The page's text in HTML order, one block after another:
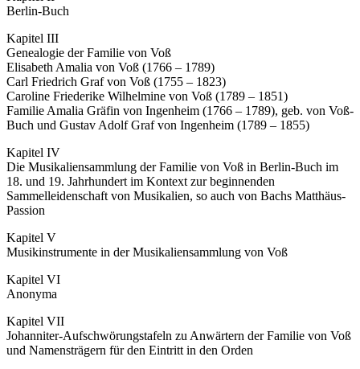
Berlin-Buch
Kapitel III
Genealogie der Familie von Voß
Elisabeth Amalia von Voß (1766 – 1789)
Carl Friedrich Graf von Voß (1755 – 1823)
Caroline Friederike Wilhelmine von Voß (1789 – 1851)
Familie Amalia Gräfin von Ingenheim (1766 – 1789), geb. von Voß-
Buch und Gustav Adolf Graf von Ingenheim (1789 – 1855)
Kapitel IV
Die Musikaliensammlung der Familie von Voß in Berlin-Buch im
18. und 19. Jahrhundert im Kontext zur beginnenden
Sammelleidenschaft von Musikalien, so auch von Bachs Matthäus-
Passion
Kapitel V
Musikinstrumente in der Musikaliensammlung von Voß
Kapitel VI
Anonyma
Kapitel VII
Johanniter-Aufschwörungstafeln zu Anwärtern der Familie von Voß
und Namensträgern für den Eintritt in den Orden